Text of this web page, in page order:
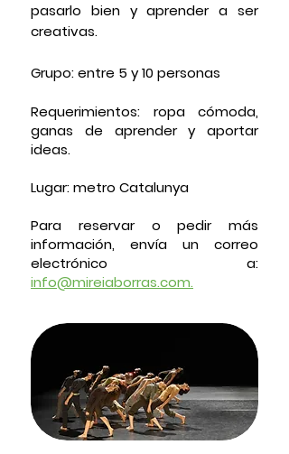
pasarlo bien y aprender a ser
creativas.
Grupo:entre 5 y 10 personas
Requerimientos: ropa cómoda,
ganas de aprender y aportar
ideas.
Lugar:metro Catalunya
Para reservar o pedir más
información, envía un correo
electrónico a:
info@mireiaborras.com.